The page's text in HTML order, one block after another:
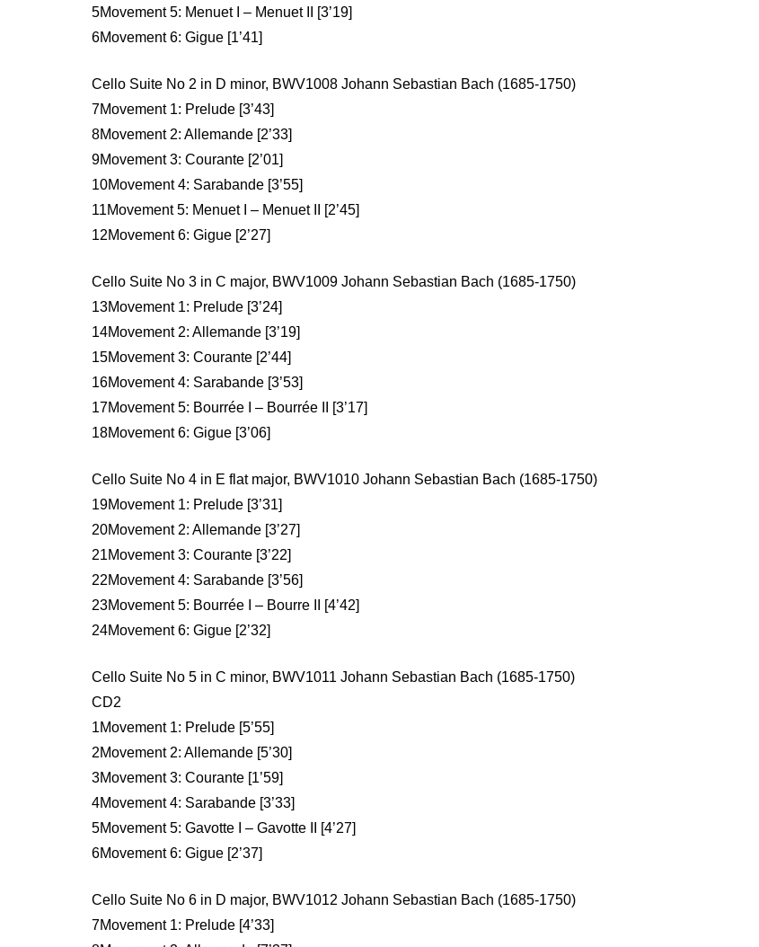
5Movement 5: Menuet I – Menuet II [3’19]
6Movement 6: Gigue [1’41]
Cello Suite No 2 in D minor, BWV1008 Johann Sebastian Bach (1685-1750)
7Movement 1: Prelude [3’43]
8Movement 2: Allemande [2’33]
9Movement 3: Courante [2’01]
10Movement 4: Sarabande [3’55]
11Movement 5: Menuet I – Menuet II [2’45]
12Movement 6: Gigue [2’27]
Cello Suite No 3 in C major, BWV1009 Johann Sebastian Bach (1685-1750)
13Movement 1: Prelude [3’24]
14Movement 2: Allemande [3’19]
15Movement 3: Courante [2’44]
16Movement 4: Sarabande [3’53]
17Movement 5: Bourrée I – Bourrée II [3’17]
18Movement 6: Gigue [3’06]
Cello Suite No 4 in E flat major, BWV1010 Johann Sebastian Bach (1685-1750)
19Movement 1: Prelude [3’31]
20Movement 2: Allemande [3’27]
21Movement 3: Courante [3’22]
22Movement 4: Sarabande [3’56]
23Movement 5: Bourrée I – Bourre II [4’42]
24Movement 6: Gigue [2’32]
Cello Suite No 5 in C minor, BWV1011 Johann Sebastian Bach (1685-1750)
CD2
1Movement 1: Prelude [5’55]
2Movement 2: Allemande [5’30]
3Movement 3: Courante [1’59]
4Movement 4: Sarabande [3’33]
5Movement 5: Gavotte I – Gavotte II [4’27]
6Movement 6: Gigue [2’37]
Cello Suite No 6 in D major, BWV1012 Johann Sebastian Bach (1685-1750)
7Movement 1: Prelude [4’33]